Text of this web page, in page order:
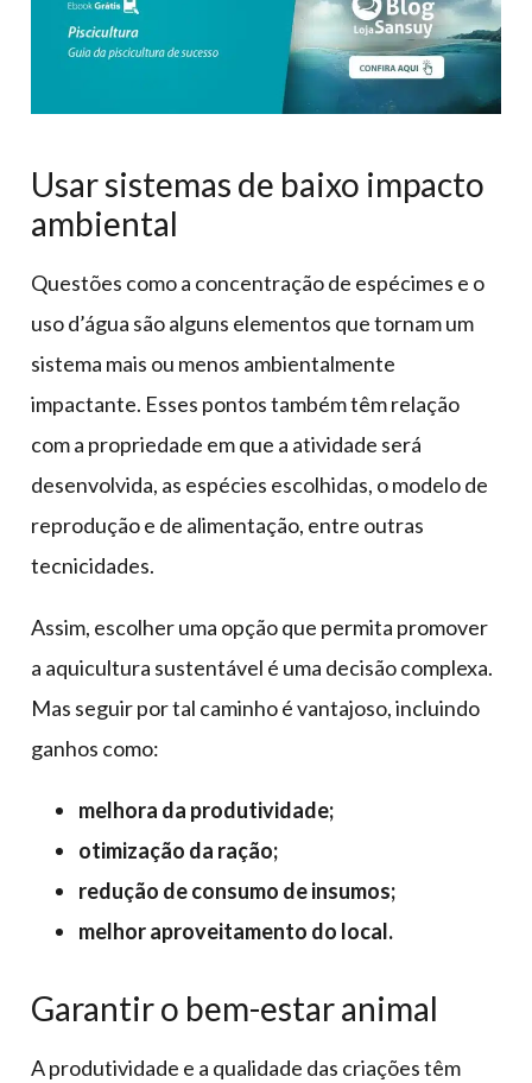
Usar sistemas de baixo impacto
ambiental
Questões como a concentração de espécimes e o
uso d’água são alguns elementos que tornam um
sistema mais ou menos ambientalmente
impactante. Esses pontos também têm relação
com a propriedade em que a atividade será
desenvolvida, as espécies escolhidas, o modelo de
reprodução e de alimentação, entre outras
tecnicidades.
Assim, escolher uma opção que permita promover
a aquicultura sustentável é uma decisão complexa.
Mas seguir por tal caminho é vantajoso, incluindo
ganhos como:
melhora da produtividade;
otimização da ração;
redução de consumo de insumos;
melhor aproveitamento do local.
Garantir o bem-estar animal
A produtividade e a qualidade das criações têm